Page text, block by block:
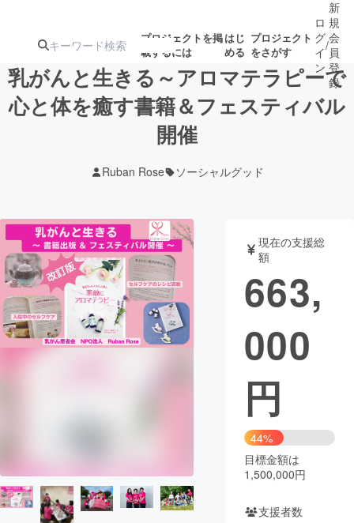
プロジェクトを掲
載するには
はじ
める
プロジェクト
をさがす
注目の新着プロ募集終了が近いプ
テクノロジー・ガジェット
映像・映画 書籍・雑誌
ビジネス・起業 チャレンジ
CAMPFIRE Creation
コミュニティ
ロ
グ
イ
ン
/
新
規
会
員
登
録
乳がんと生きる～アロマテラピーで
心と体を癒す書籍＆フェスティバル
開催
Ruban Rose ソーシャルグッド
現在の支援総
額
663,
000
円
44%
目標金額は
1,500,000円
支援者数